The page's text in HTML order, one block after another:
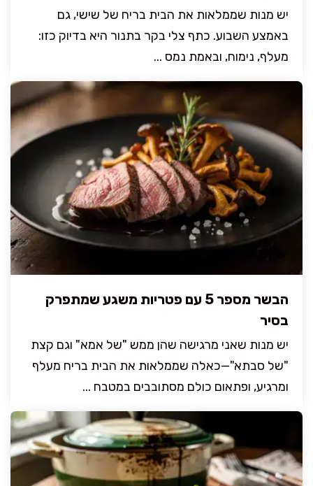
יש מנות שממלאות את הבית בריח של שישי, גם
באמצע השבוע. כתף צלי בקר בתנור היא בדיוק כזו:
מעלף, נימוח, ובאמת נמס ...
הבשר מספר 5 עם פטריות משגע שמתפרק
בסיר
יש מנות שאני מרגישה שהן ממש "של אמא" וגם קצת
"של סבתא"—כאלה שממלאות את הבית בריח מעלף
ומרגיע, ופתאום כולם מסתובבים במטבח ...